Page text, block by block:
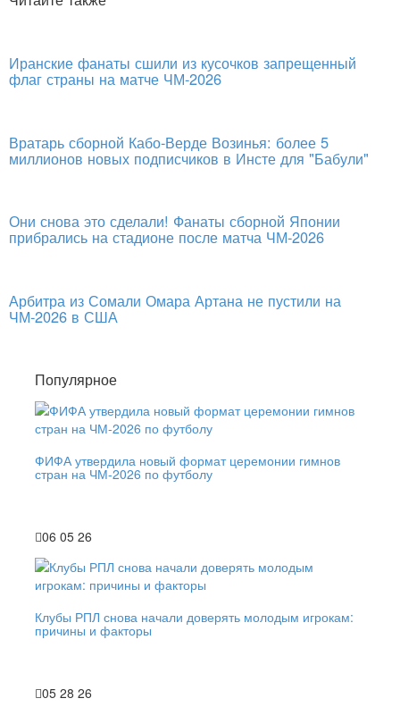
Иранские фанаты сшили из кусочков запрещенный
флаг страны на матче ЧМ-2026
Вратарь сборной Кабо-Верде Возинья: более 5
миллионов новых подписчиков в Инсте для "Бабули"
Они снова это сделали! Фанаты сборной Японии
прибрались на стадионе после матча ЧМ-2026
Арбитра из Сомали Омара Артана не пустили на
ЧМ-2026 в США
Популярное
ФИФА утвердила новый формат церемонии гимнов
стран на ЧМ-2026 по футболу
06 05 26
Клубы РПЛ снова начали доверять молодым игрокам:
причины и факторы
05 28 26